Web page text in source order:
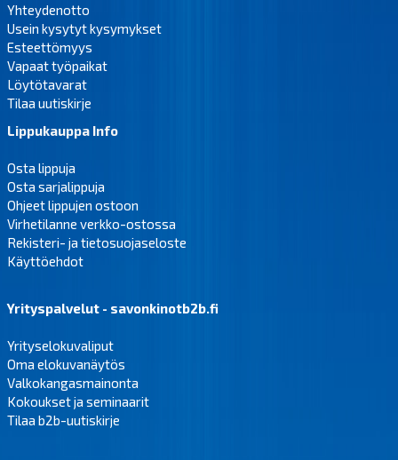
Yhteydenotto
Usein kysytyt kysymykset
Esteettömyys
Vapaat työpaikat
Löytötavarat
Tilaa uutiskirje
Lippukauppa Info
Osta lippuja
Osta sarjalippuja
Ohjeet lippujen ostoon
Virhetilanne verkko-ostossa
Rekisteri- ja tietosuojaseloste
Käyttöehdot
Yrityspalvelut - savonkinotb2b.fi
Yrityselokuvaliput
Oma elokuvanäytös
Valkokangasmainonta
Kokoukset ja seminaarit
Tilaa b2b-uutiskirje